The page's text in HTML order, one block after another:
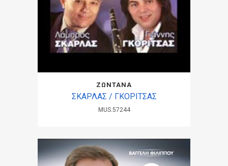
ΖΩΝΤΑΝΑ
ΣΚΑΡΛΑΣ / ΓΚΟΡΙΤΣΑΣ
MUS.57244